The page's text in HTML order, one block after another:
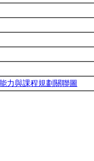
力與課程規劃關聯圖